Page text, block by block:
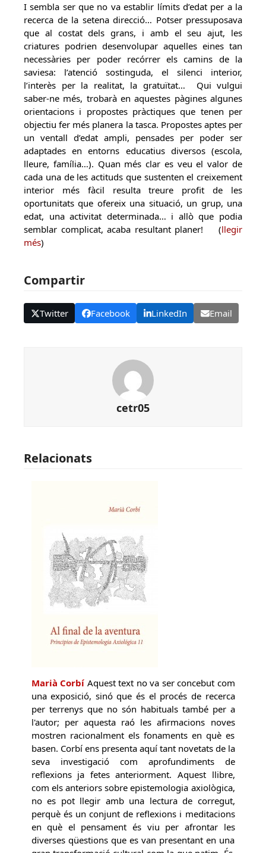
I sembla ser que no va establir límits d’edat per a la
recerca de la setena direcció… Potser pressuposava
que al costat dels grans, i amb el seu ajut, les
criatures podrien desenvolupar aquelles eines tan
necessàries per poder recórrer els camins de la
saviesa: l’atenció sostinguda, el silenci interior,
l’interès per la realitat, la gratuïtat… Qui vulgui
saber-ne més, trobarà en aquestes pàgines algunes
orientacions i propostes pràctiques que tenen per
objectiu fer més planera la tasca. Propostes aptes per
un ventall d’edat ampli, pensades per poder ser
adaptades en entorns educatius diversos (escola,
lleure, família…). Quan més clar es veu el valor de
cada una de les actituds que sustenten el creixement
interior més fàcil resulta treure profit de les
oportunitats que ofereix una situació, un grup, una
edat, una activitat determinada… i allò que podia
semblar complicat, acaba resultant planer! (llegir
més)
Compartir
Twitter Facebook LinkedIn Email
cetr05
Relacionats
Marià Corbí Aquest text no va ser concebut com
una exposició, sinó que és el procés de recerca
per terrenys que no són habituals també per a
l'autor; per aquesta raó les afirmacions noves
mostren racionalment els fonaments en què es
basen. Corbí ens presenta aquí tant novetats de la
seva investigació com aprofundiments de
reflexions ja fetes anteriorment. Aquest llibre,
com els anteriors sobre epistemologia axiològica,
no es pot llegir amb una lectura de corregut,
perquè és un conjunt de reflexions i meditacions
en què el pensament és viu per afrontar les
diverses qüestions que es van presentant en una